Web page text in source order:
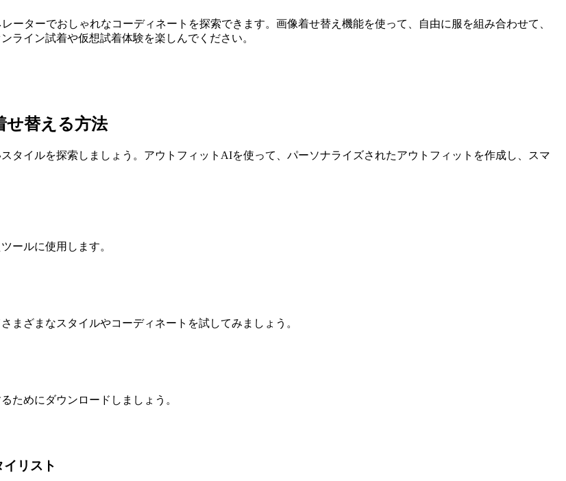
ターでおしゃれなコーディネートを探索できます。画像着せ替え機能を使って、自由に服を組み合わせて、
ライン試着や仮想試着体験を楽しんでください。
せ替える方法
タイルを探索しましょう。アウトフィットAIを使って、パーソナライズされたアウトフィットを作成し、スマ
ールに使用します。
まざまなスタイルやコーディネートを試してみましょう。
ためにダウンロードしましょう。
リスト